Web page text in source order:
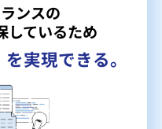
ンスの
しているため
実現できる。